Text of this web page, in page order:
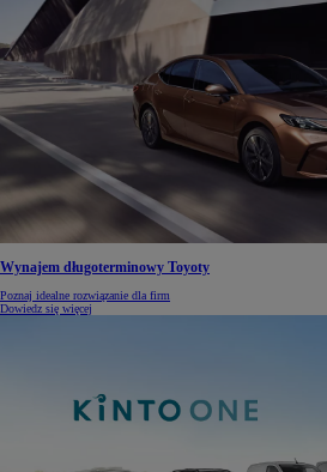
Wynajem długoterminowy Toyoty
Poznaj idealne rozwiązanie dla firm
Dowiedz się więcej